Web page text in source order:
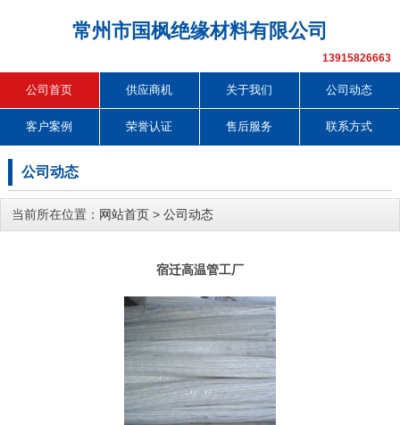
常州市国枫绝缘材料有限公司
13915826663
公司首页 供应商机 关于我们 公司动态
客户案例 荣誉认证 售后服务 联系方式
公司动态
当前所在位置： 网站首页 > 公司动态
宿迁高温管工厂